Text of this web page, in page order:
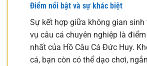
Điểm nổi bật và sự khác biệt
Sự kết hợp giữa không gian sinh
vụ câu cá chuyên nghiệp là
nhất của Hồ Câu Cá Đức Huy.
cá, bạn còn có thể dạo chơi,